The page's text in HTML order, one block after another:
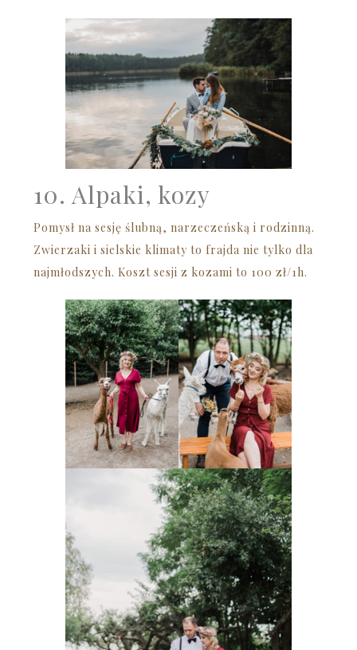
10. Alpaki, kozy
Pomysł na sesję ślubną, narzeczeńską i rodzinną.
Zwierzaki i sielskie klimaty to frajda nie tylko dla
najmłodszych. Koszt sesji z kozami to 100 zł/1h.